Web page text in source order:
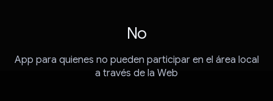
No
App para quienes no pueden participar en el área local
a través de la Web